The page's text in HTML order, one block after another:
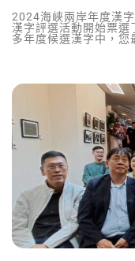
2024海峽兩岸年度漢
漢字評選活動開始票選
多年度候選漢字中，您